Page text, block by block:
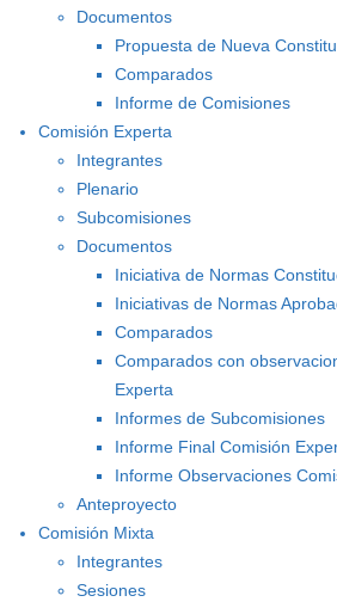
Documentos
Propuesta de Nueva
Comparados
Informe de Comisiones
Comisión Experta
Integrantes
Plenario
Subcomisiones
Documentos
Iniciativa de Normas
Iniciativas de Normas
Comparados
Comparados con
Experta
Informes de Subcomisiones
Informe Final Comisión
Informe Observaciones
Anteproyecto
Comisión Mixta
Integrantes
Sesiones